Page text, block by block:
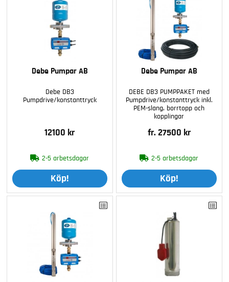
Debe Pumpar AB
Debe DB3
Pumpdrive/konstanttryck
12100 kr
2-5 arbetsdagar
Köp!
Debe Pumpar AB
DEBE DB3 PUMPPAKET med
Pumpdrive/konstanttryck inkl.
PEM-slang, borrtopp och
kopplingar
fr. 27500 kr
2-5 arbetsdagar
Köp!